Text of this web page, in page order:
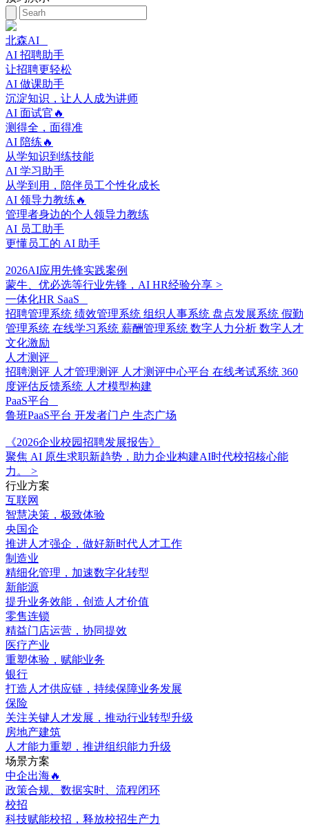
北森AI
AI 招聘助手
让招聘更轻松
AI 做课助手
沉淀知识，让人人成为讲师
AI 面试官🔥
测得全，面得准
AI 陪练🔥
从学知识到练技能
AI 学习助手
从学到用，陪伴员工个性化成长
AI 领导力教练🔥
管理者身边的个人领导力教练
AI 员工助手
更懂员工的 AI 助手
2026AI应用先锋实践案例
蒙牛、优必选等行业先锋，AI HR经验分享 >
一体化HR SaaS
招聘管理系统 绩效管理系统 组织人事系统 盘点发展系统 假勤
管理系统 在线学习系统 薪酬管理系统 数字人力分析 数字人才
文化激励
人才测评
招聘测评 人才管理测评 人才测评中心平台 在线考试系统 360
度评估反馈系统 人才模型构建
PaaS平台
鲁班PaaS平台 开发者门户 生态广场
《2026企业校园招聘发展报告》
聚焦 AI 原生求职新趋势，助力企业构建AI时代校招核心能
力。
>
行业方案
互联网
智慧决策，极致体验
央国企
推进人才强企，做好新时代人才工作
制造业
精细化管理，加速数字化转型
新能源
提升业务效能，创造人才价值
零售连锁
精益门店运营，协同提效
医疗产业
重塑体验，赋能业务
银行
打造人才供应链，持续保障业务发展
保险
关注关键人才发展，推动行业转型升级
房地产建筑
人才能力重塑，推进组织能力升级
场景方案
中企出海🔥
政策合规、数据实时、流程闭环
校招
科技赋能校招，释放校招生产力